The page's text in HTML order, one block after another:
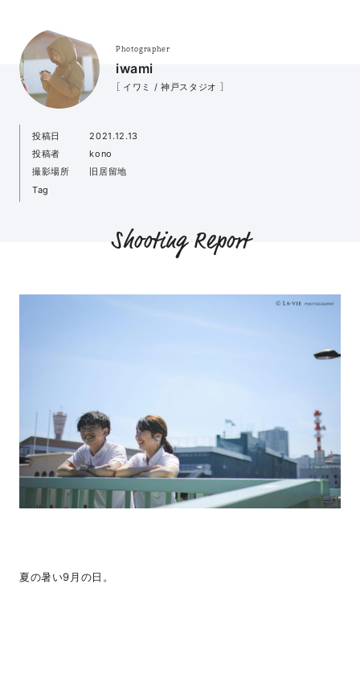
Photographer
iwami
［ イワミ / 神戸スタジオ ］
投稿日
2021.12.13
投稿者
kono
撮影場所
旧居留地
Tag
Shooting Report
夏の暑い9月の日。